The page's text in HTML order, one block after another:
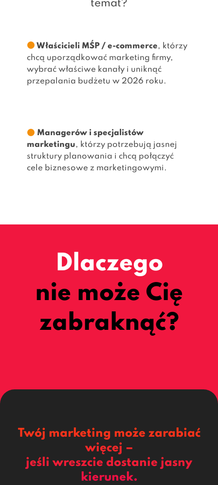
temat?
Właścicieli MŚP / e-commerce, którzy
chcą uporządkować marketing firmy,
wybrać właściwe kanały i uniknąć
przepalania budżetu w 2026 roku.
Managerów i specjalistów
marketingu, którzy potrzebują jasnej
struktury planowania i chcą połączyć
cele biznesowe z marketingowymi.
Dlaczego
nie może Cię
zabraknąć?
Twój marketing może zarabiać
więcej –
jeśli wreszcie dostanie jasny
kierunek.